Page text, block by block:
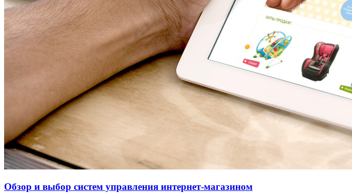
Обзор и выбор систем управления интернет-магазином